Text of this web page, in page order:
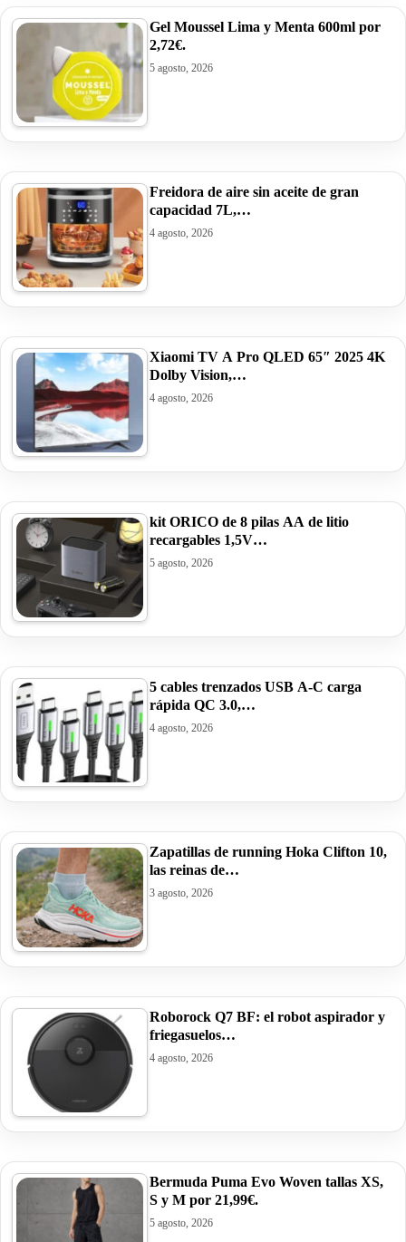
Gel Moussel Lima y Menta 600ml por
2,72€.
5 agosto, 2026
Freidora de aire sin aceite de gran
capacidad 7L,…
4 agosto, 2026
Xiaomi TV A Pro QLED 65″ 2025 4K
Dolby Vision,…
4 agosto, 2026
kit ORICO de 8 pilas AA de litio
recargables 1,5V…
5 agosto, 2026
5 cables trenzados USB A-C carga
rápida QC 3.0,…
4 agosto, 2026
Zapatillas de running Hoka Clifton 10,
las reinas de…
3 agosto, 2026
Roborock Q7 BF: el robot aspirador y
friegasuelos…
4 agosto, 2026
Bermuda Puma Evo Woven tallas XS,
S y M por 21,99€.
5 agosto, 2026